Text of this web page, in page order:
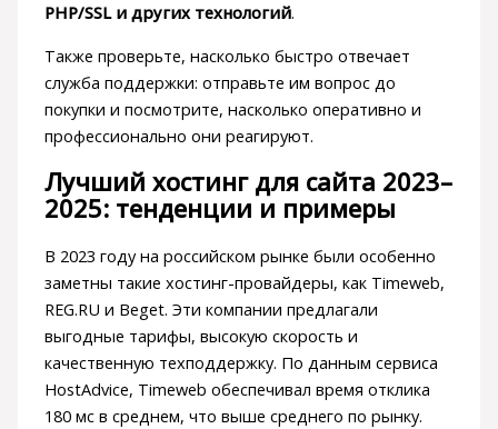
PHP/SSL и других технологий.
Также проверьте, насколько быстро отвечает
служба поддержки: отправьте им вопрос до
покупки и посмотрите, насколько оперативно и
профессионально они реагируют.
Лучший хостинг для сайта 2023–
2025: тенденции и примеры
В 2023 году на российском рынке были особенно
заметны такие хостинг-провайдеры, как Timeweb,
REG.RU и Beget. Эти компании предлагали
выгодные тарифы, высокую скорость и
качественную техподдержку. По данным сервиса
HostAdvice, Timeweb обеспечивал время отклика
180 мс в среднем, что выше среднего по рынку.